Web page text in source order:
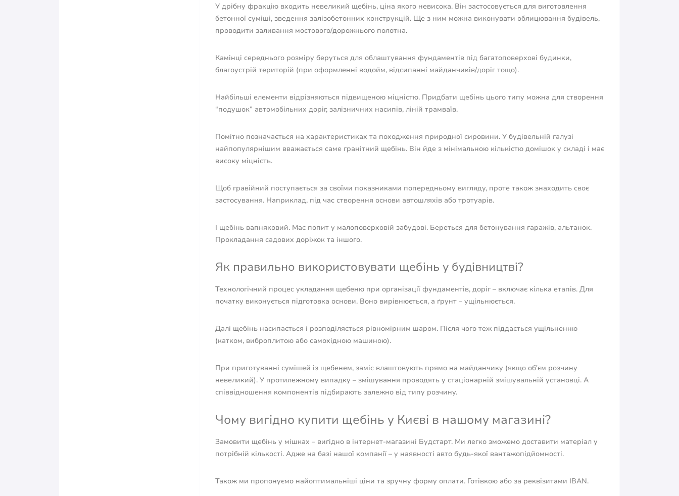
У дрібну фракцію входить невеликий щебінь, ціна якого невисока. Він застосовується для виготовлення
бетонної суміші, зведення залізобетонних конструкцій. Ще з ним можна виконувати облицювання будівель,
проводити заливання мостового/дорожнього полотна.
Камінці середнього розміру беруться для облаштування фундаментів під багатоповерхові будинки,
благоустрій територій (при оформленні водойм, відсипанні майданчиків/доріг тощо).
Найбільші елементи відрізняються підвищеною міцністю. Придбати щебінь цього типу можна для створення
“подушок” автомобільних доріг, залізничних насипів, ліній трамваїв.
Помітно позначається на характеристиках та походження природної сировини. У будівельній галузі
найпопулярнішим вважається саме гранітний щебінь. Він йде з мінімальною кількістю домішок у складі і має
високу міцність.
Щоб гравійний поступається за своїми показниками попередньому вигляду, проте також знаходить своє
застосування. Наприклад, під час створення основи автошляхів або тротуарів.
І щебінь вапняковий. Має попит у малоповерховій забудові. Береться для бетонування гаражів, альтанок.
Прокладання садових доріжок та іншого.
Як правильно використовувати щебінь у будівництві?
Технологічний процес укладання щебеню при організації фундаментів, доріг – включає кілька етапів. Для
початку виконується підготовка основи. Воно вирівнюється, а ґрунт – ущільнюється.
Далі щебінь насипається і розподіляється рівномірним шаром. Після чого теж піддається ущільненню
(катком, виброплитою або самохідною машиною).
При приготуванні сумішей із щебенем, заміс влаштовують прямо на майданчику (якщо об'єм розчину
невеликий). У протилежному випадку – змішування проводять у стаціонарній змішувальній установці. А
співвідношення компонентів підбирають залежно від типу розчину.
Чому вигідно купити щебінь у Києві в нашому магазині?
Замовити щебінь у мішках – вигідно в інтернет-магазині Будстарт. Ми легко зможемо доставити матеріал у
потрібній кількості. Адже на базі нашої компанії – у наявності авто будь-якої вантажопідйомності.
Також ми пропонуємо найоптимальніші ціни та зручну форму оплати. Готівкою або за реквізитами IBAN.